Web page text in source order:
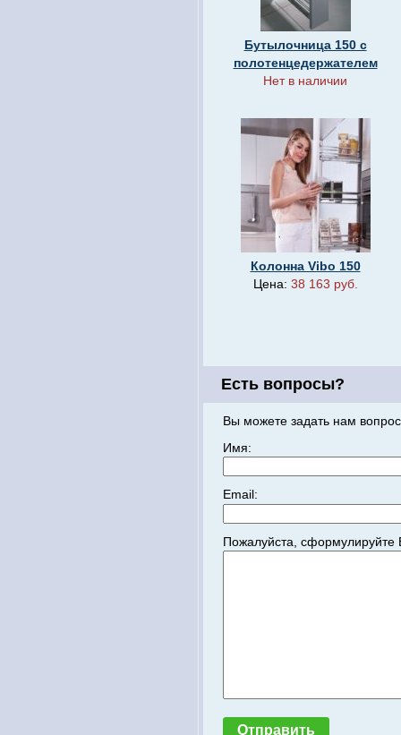
Бутылочница 150 с
полотенцедержателем
Нет в наличии
Колонна Vibo 150
Цена: 38 163 руб.
Есть вопросы?
Вы можете задать нам
Имя:
Email:
Пожалуйста,